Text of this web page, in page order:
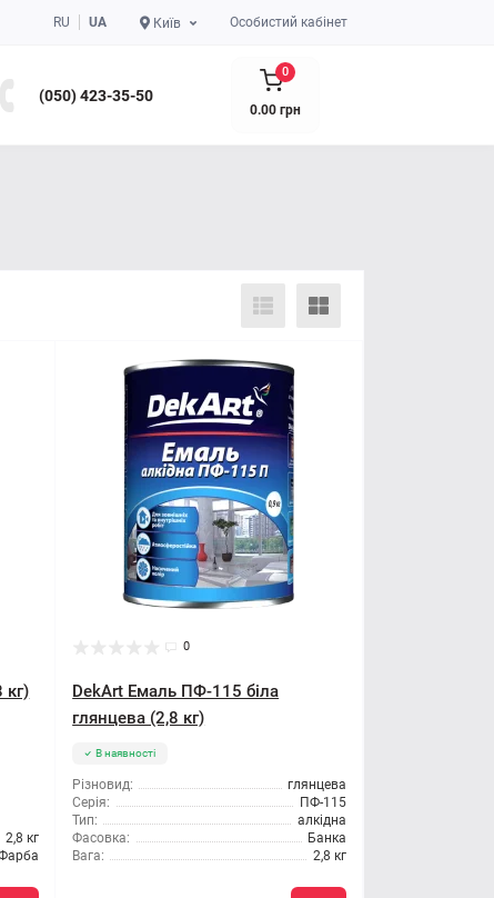
RU UA Київ Особистий кабінет
(050) 423-35-50
0
0.00 грн
кг)
2,8 кг
0
DekArt Емаль ПФ-115 біла
глянцева (2,8 кг)
В наявності
Різновид:
глянцева
Серія:
ПФ-115
Тип:
алкідна
Фасовка:
Банка
Вага:
2,8 кг